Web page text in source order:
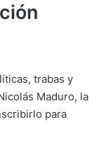
trabas y
Maduro, la
para